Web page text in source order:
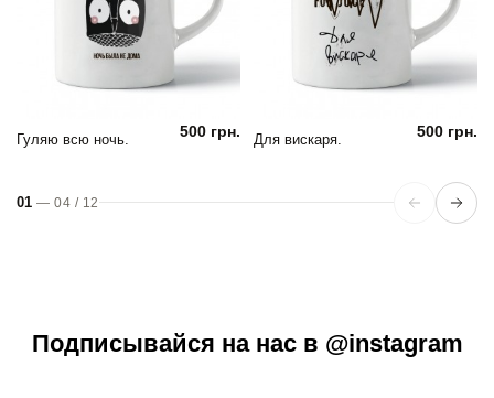
Гуляю всю ночь. 500 грн. Для вискаря. 500 грн.
01 —04 / 12
Подписывайся на нас в @instagram